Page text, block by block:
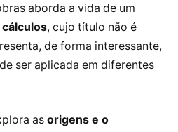
aborda a vida de um
, cujo título não é
de forma interessante,
ser aplicada em diferentes
as origens e o